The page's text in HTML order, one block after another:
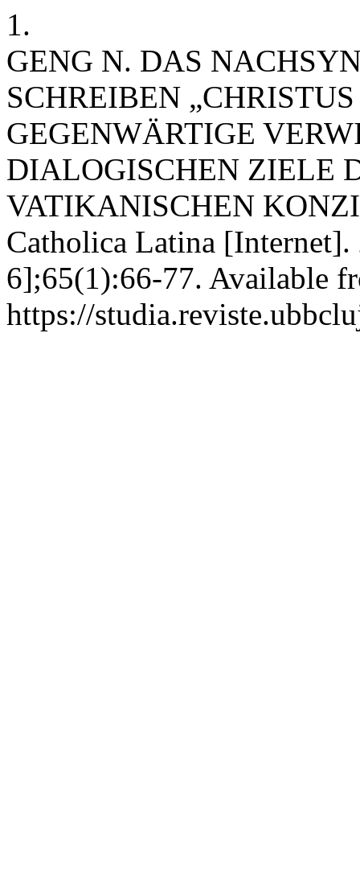
1.
GENG N. DAS
SCHREIBEN
GEGENWÄRTIGE
DIALOGISCHEN ZIELE
VATIKANISCHEN
Catholica Latina
6];65(1):66-77. Available
https://